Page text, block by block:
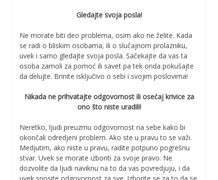
Gledajte svoja posla!
Ne morate biti deo problema, osim ako ne želite. Kada
se radi o bliskim osobama, ili o slučajnom prolazniku,
uvek i samo gledajte svoja posla. Sačekajte da vas ta
osoba zamoli za pomoć ili savet pa tek onda pokušajte
da delujte. Brinite isključivo o sebi i svojim poslovima!
Nikada ne prihvatajte odgovornost ili osećaj krivice za
ono što niste uradili!
Neretko, ljudi preuzmu odgovornost na sebe kako bi
okončali odredjeni problem. Ako ste u pravu to se važi.
Medjutim, ako niste u pravu, radite potpuno pogrešnu
stvar. Uvek se morate izboriti za svoje pravo. Ne
dozvolite da ljudi naviknu na to da vas povredjuju, i da